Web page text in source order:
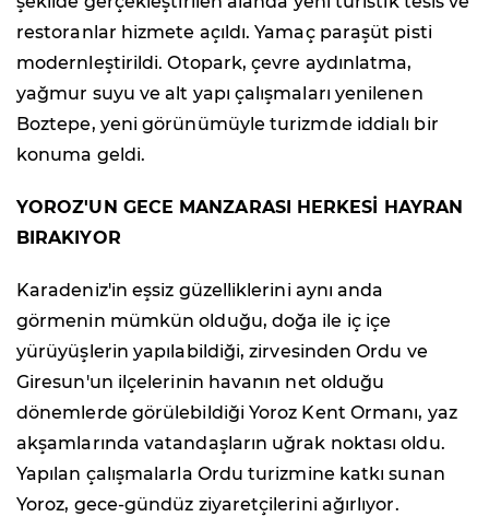
restoranlar hizmete açıldı. Yamaç paraşüt pisti
modernleştirildi. Otopark, çevre aydınlatma,
yağmur suyu ve alt yapı çalışmaları yenilenen
Boztepe, yeni görünümüyle turizmde iddialı bir
konuma geldi.
YOROZ'UN GECE MANZARASI HERKESİ HAYRAN
BIRAKIYOR
Karadeniz'in eşsiz güzelliklerini aynı anda
görmenin mümkün olduğu, doğa ile iç içe
yürüyüşlerin yapılabildiği, zirvesinden Ordu ve
Giresun'un ilçelerinin havanın net olduğu
dönemlerde görülebildiği Yoroz Kent Ormanı, yaz
akşamlarında vatandaşların uğrak noktası oldu.
Yapılan çalışmalarla Ordu turizmine katkı sunan
Yoroz, gece-gündüz ziyaretçilerini ağırlıyor.